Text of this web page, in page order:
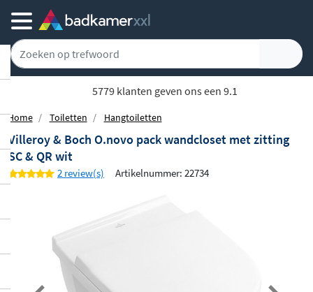
5779 klanten geven ons een 9.1
Home Toiletten Hangtoiletten
Villeroy & Boch O.novo pack wandcloset met zitting
SC & QR wit
2 review(s) Artikelnummer: 22734